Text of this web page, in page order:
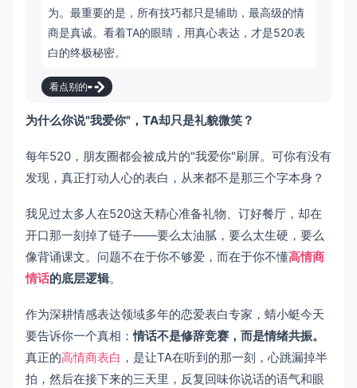
为。最重要的是，所有技巧都只是辅助，最高级的情
商是真诚。看着TA的眼睛，用真心表达，才是520表
白的终极秘密。
看点别的
为什么你说"我爱你"，TA却只是礼貌微笑？
每年520，朋友圈都会被成片的"我爱你"刷屏。可你有没有
发现，真正打动人心的表白，从来都不是那三个字本身？
我见过太多人在520这天精心准备礼物、订好餐厅，却在
开口那一刻掉了链子——要么太油腻，要么太生硬，要么
像背诵课文。问题不在于你不够爱，而在于你不懂高情商
情话的底层逻辑。
作为深耕情感表达领域多年的恋爱表白专家，蜻小蜓今天
要告诉你一个真相：情话不是修辞竞赛，而是情绪共振。
真正的高情商表白 ，是让TA在听到的那一刻，心跳漏掉半
拍，然后在接下来的三天里，反复回味你说话的语气和眼